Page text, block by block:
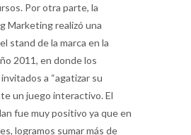
Por otra parte, la
Marketing realizó una
stand de la marca en la
2011, en donde los
a “agatizar su
un juego interactivo. El
fue muy positivo ya que en
logramos sumar más de